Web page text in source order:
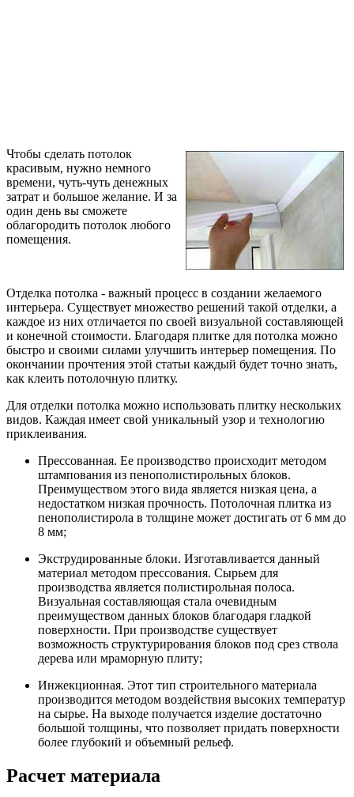
Чтобы сделать потолок
красивым, нужно немного
времени, чуть-чуть денежных
затрат и большое желание. И за
один день вы сможете
облагородить потолок любого
помещения.
Отделка потолка - важный процесс в создании желаемого
интерьера. Существует множество решений такой отделки, а
каждое из них отличается по своей визуальной составляющей
и конечной стоимости. Благодаря плитке для потолка можно
быстро и своими силами улучшить интерьер помещения. По
окончании прочтения этой статьи каждый будет точно знать,
как клеить потолочную плитку.
Для отделки потолка можно использовать плитку нескольких
видов. Каждая имеет свой уникальный узор и технологию
приклеивания.
Прессованная. Ее производство происходит методом
штампования из пенополистирольных блоков.
Преимуществом этого вида является низкая цена, а
недостатком низкая прочность. Потолочная плитка из
пенополистирола в толщине может достигать от 6 мм до
8 мм;
Экструдированные блоки. Изготавливается данный
материал методом прессования. Сырьем для
производства является полистирольная полоса.
Визуальная составляющая стала очевидным
преимуществом данных блоков благодаря гладкой
поверхности. При производстве существует
возможность структурирования блоков под срез ствола
дерева или мраморную плиту;
Инжекционная. Этот тип строительного материала
производится методом воздействия высоких температур
на сырье. На выходе получается изделие достаточно
большой толщины, что позволяет придать поверхности
более глубокий и объемный рельеф.
Расчет материала